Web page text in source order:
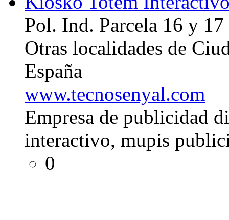
Pol. Ind. Parcela 16 y 17
Otras localidades de
España
www.tecnosenyal.com
Empresa de publicidad
interactivo, mupis
0